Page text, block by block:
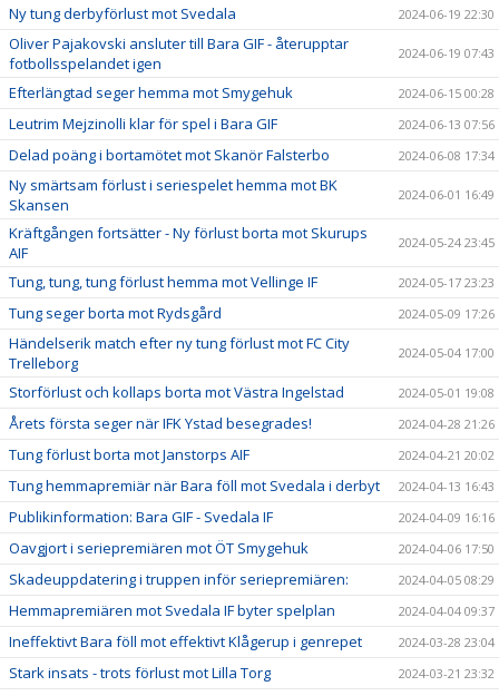
Ny tung derbyförlust mot Svedala 2024-06-19 22:30
Oliver Pajakovski ansluter till Bara GIF - återupptar
fotbollsspelandet igen
2024-06-19 07:43
Efterlängtad seger hemma mot Smygehuk 2024-06-15 00:28
Leutrim Mejzinolli klar för spel i Bara GIF 2024-06-13 07:56
Delad poäng i bortamötet mot Skanör Falsterbo 2024-06-08 17:34
Ny smärtsam förlust i seriespelet hemma mot BK
Skansen
2024-06-01 16:49
Kräftgången fortsätter - Ny förlust borta mot Skurups
AIF
2024-05-24 23:45
Tung, tung, tung förlust hemma mot Vellinge IF 2024-05-17 23:23
Tung seger borta mot Rydsgård 2024-05-09 17:26
Händelserik match efter ny tung förlust mot FC City
Trelleborg
2024-05-04 17:00
Storförlust och kollaps borta mot Västra Ingelstad 2024-05-01 19:08
Årets första seger när IFK Ystad besegrades! 2024-04-28 21:26
Tung förlust borta mot Janstorps AIF 2024-04-21 20:02
Tung hemmapremiär när Bara föll mot Svedala i derbyt 2024-04-13 16:43
Publikinformation: Bara GIF - Svedala IF 2024-04-09 16:16
Oavgjort i seriepremiären mot ÖT Smygehuk 2024-04-06 17:50
Skadeuppdatering i truppen inför seriepremiären: 2024-04-05 08:29
Hemmapremiären mot Svedala IF byter spelplan 2024-04-04 09:37
Ineffektivt Bara föll mot effektivt Klågerup i genrepet 2024-03-28 23:04
Stark insats - trots förlust mot Lilla Torg 2024-03-21 23:32